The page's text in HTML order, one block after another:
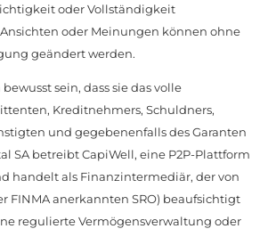
oder Vollständigkeit
oder Meinungen können ohne
geändert werden.
sein, dass sie das volle
Kreditnehmers, Schuldners,
und gegebenenfalls des Garanten
SA betreibt CapiWell, eine P2P-Plattform
handelt als Finanzintermediär, der von
FINMA anerkannten SRO) beaufsichtigt
regulierte Vermögensverwaltung oder